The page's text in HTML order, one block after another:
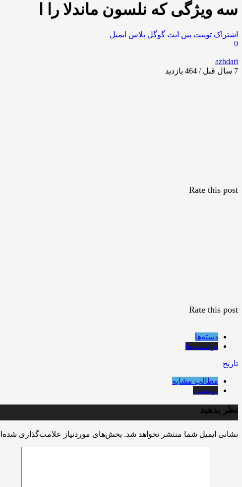
سه ویژگی که نلسون ماندلا را ا
اشتراک توییت پین ایت گوگل‌ پلاس ایمیل
0
azhdari
7 سال قبل / 464
بازدید
Rate this post
Rate this post
دسته‌ها
برچسب‌ها
تاریخ
مطالب مشابه
نویسنده
نظر بدهید
نشانی ایمیل شما منتشر نخواهد شد. بخش‌های موردنیاز علامت‌گذاری